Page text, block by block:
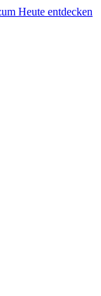
Heute entdecken